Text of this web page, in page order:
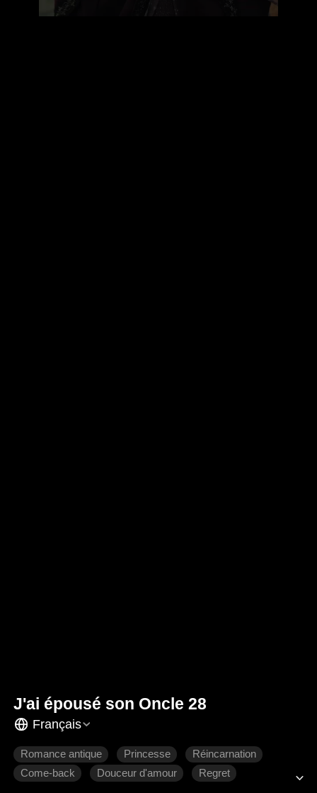
J'ai épousé son Oncle 28
Français
Romance antique Princesse
Réincarnation
Come-back
Douceur d'amour
Regret